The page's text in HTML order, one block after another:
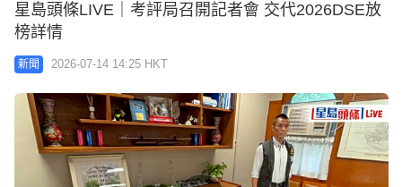
星島頭條LIVE｜考評局召開記者會 交代2026DSE放
榜詳情
新聞 2026-07-14 14:25 HKT